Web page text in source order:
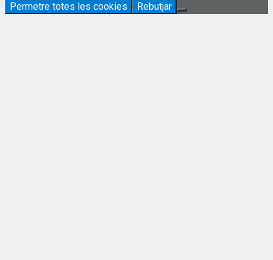
Permetre totes les cookies
Rebutjar